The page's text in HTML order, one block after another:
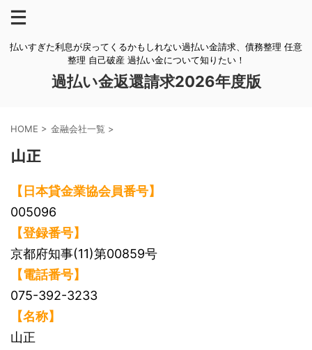
払いすぎた利息が戻ってくるかもしれない過払い金請求、債務整理 任意
整理 自己破産 過払い金について知りたい！
過払い金返還請求2026年度版
HOME > 金融会社一覧 >
山正
【日本貸金業協会員番号】
005096
【登録番号】
京都府知事(11)第00859号
【電話番号】
075-392-3233
【名称】
山正